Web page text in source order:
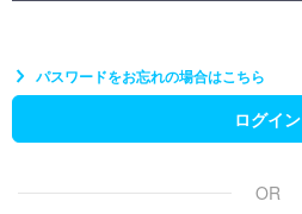
パスワードをお忘れの場合はこちら
ログイン
OR